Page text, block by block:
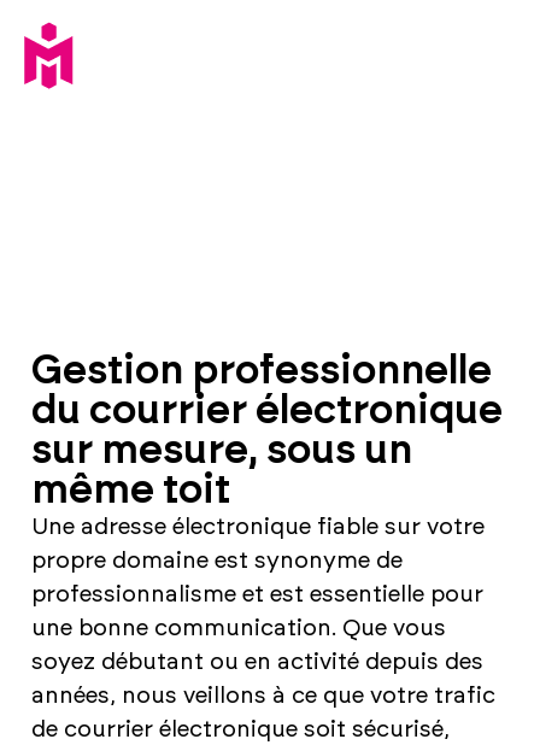
Gestion professionnelle
du courrier électronique
sur mesure, sous un
même toit
Une adresse électronique fiable sur votre
propre domaine est synonyme de
professionnalisme et est essentielle pour
une bonne communication. Que vous
soyez débutant ou en activité depuis des
années, nous veillons à ce que votre trafic
de courrier électronique soit sécurisé,